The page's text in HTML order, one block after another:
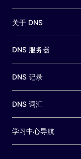
关于 DNS
DNS 服务器
DNS 记录
DNS 词汇
学习中心导航